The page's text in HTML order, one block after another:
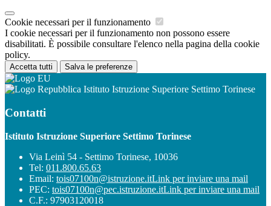
Cookie necessari per il funzionamento
I cookie necessari per il funzionamento non possono essere
disabilitati. È possibile consultare l'elenco nella pagina della cookie
policy.
Accetta tutti Salva le preferenze
Istituto Istruzione Superiore Settimo Torinese
Contatti
Istituto Istruzione Superiore Settimo Torinese
Via Leinì 54 - Settimo Torinese, 10036
Tel: 011.800.65.63
Email: tois07100n@istruzione.itLink per inviare una mail
PEC: tois07100n@pec.istruzione.itLink per inviare una mail
C.F.: 97903120018